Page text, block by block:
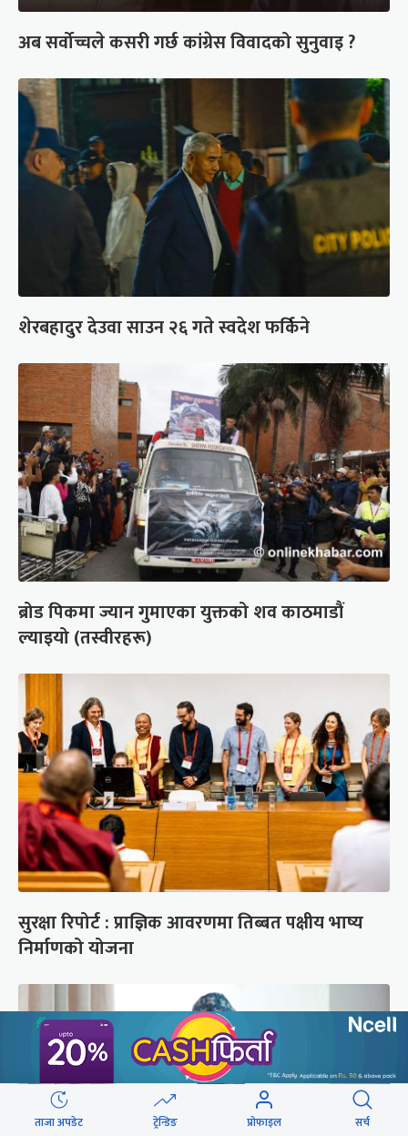
अब सर्वोच्चले कसरी गर्छ कांग्रेस विवादको सुनुवाइ ?
शेरबहादुर देउवा साउन २६ गते स्वदेश फर्किने
ब्रोड पिकमा ज्यान गुमाएका युक्तको शव काठमाडौं
ल्याइयो (तस्वीरहरू)
सुरक्षा रिपोर्ट : प्राज्ञिक आवरणमा तिब्बत पक्षीय भाष्य
निर्माणको योजना
ताजा अपडेट ट्रेन्डिङ प्रोफाइल सर्च